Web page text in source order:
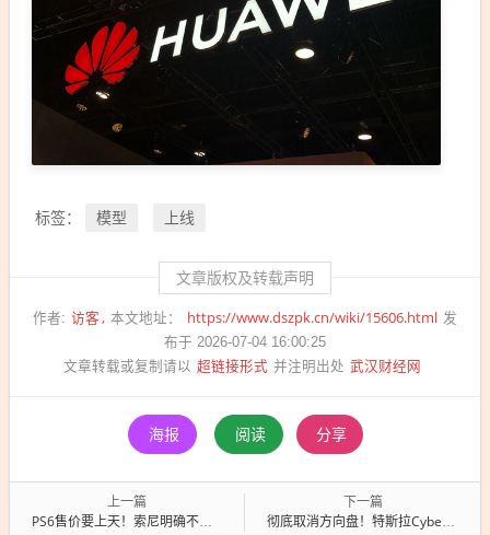
标签： 模型 上线
文章版权及转载声明
作者: 访客 本文地址： https://www.dszpk.cn/wiki/15606.html 发
布于 2026-07-04 16:00:25
文章转载或复制请以 超链接形式 并注明出处 武汉财经网
海报 阅读 分享
上一篇
PS6售价要上天！索尼明确不会亏本补贴卖
下一篇
彻底取消方向盘！特斯拉Cybercab量产版启动公开道路测试